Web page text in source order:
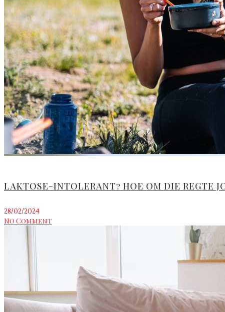
LAKTOSE-INTOLERANT? HOE OM DIE REGTE
28/02/2024
No Comment